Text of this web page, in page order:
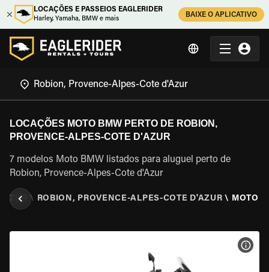
LOCAÇÕES E PASSEIOS EAGLERIDER
Harley, Yamaha, BMW e mais
BAIXE O APLICATIVO
LOCAÇÕES MOTO BMW PERTO DE ROBION,
PROVENCE-ALPES-COTE D'AZUR
7 modelos Moto BMW listados para aluguel perto de
Robion, Provence-Alpes-Cote d'Azur
\ ROBION, PROVENCE-ALPES-COTE D'AZUR \ MOTO
VER